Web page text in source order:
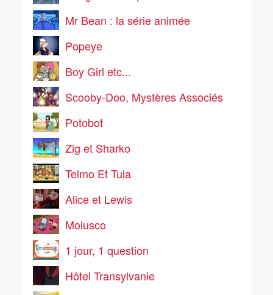
Mr Bean : la série animée
Popeye
Boy Girl etc...
Scooby-Doo, Mystères Associés
Potobot
Zig et Sharko
Telmo Et Tula
Alice et Lewis
Molusco
1 jour, 1 question
Hôtel Transylvanie